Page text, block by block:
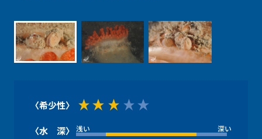
〈希少性〉
〈水 深〉 浅い 深い